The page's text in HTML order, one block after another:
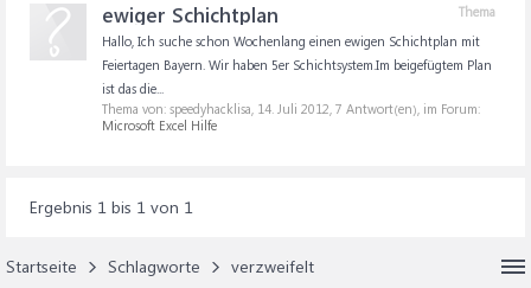
Thema
ewiger Schichtplan
Hallo, Ich suche schon Wochenlang einen ewigen Schichtplan mit
Feiertagen Bayern. Wir haben 5er Schichtsystem.Im beigefügtem Plan
ist das die...
Thema von: speedyhacklisa, 14. Juli 2012, 7 Antwort(en), im Forum:
Microsoft Excel Hilfe
Ergebnis 1 bis 1 von 1
Startseite Schlagworte verzweifelt